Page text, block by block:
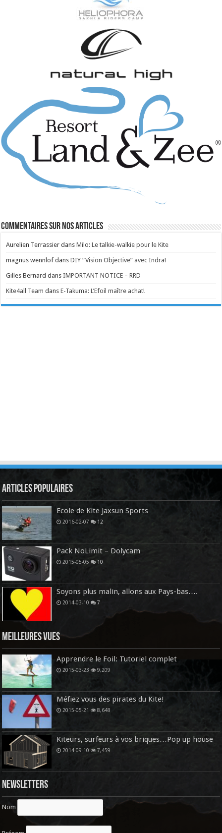
Commentaires sur nos articles
Aurelien Terrassier dansMilo: Le talkie-walkie pour le Kite
magnus wennlof dansDIY “Vision Objective” avec Indra!
Gilles Bernard dansIMPORTANT NOTICE – RRD
Kite4all Team dansE-Takuma: L’Efoil maître achat!
Articles Populaires
Ecole de Kite Jaxsun Sports
2016-02-07 12
Pack NoLimit – Dolycam
2015-05-05 10
Soyons plus malin, allons aux Pays-bas….
2014-03-10 7
Meilleures vues
Apprendre le Foil: Tutoriel complet
2015-03-23 9,209
Méfiez vous des pirates du Kite!
2015-05-21 8,648
Kiteurs, surfeurs à vos briques…Pop up house
2014-09-10 7,459
Newsletters
Nom